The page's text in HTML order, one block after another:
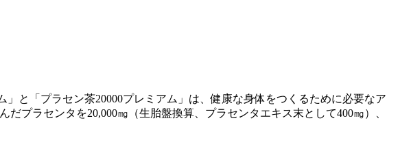
と「プラセン茶20000プレミアム」は、健康な身体をつくるために必要なア
プラセンタを20,000㎎（生胎盤換算、プラセンタエキス末として400㎎）、